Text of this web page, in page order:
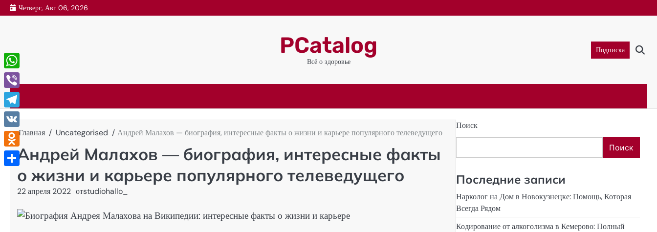
Перейти
к
Четверг, Авг 06, 2026
PCatalog
Всё о здоровье
Подписка
Главная Uncategorised Андрей Малахов — биография, интересные факты о жизни и карьере популярного телеведущего
Андрей Малахов — биография, интересные факты
о жизни и карьере популярного телеведущего
22 апреля 2022 отstudiohallo_
Поиск
Поиск
Последние записи
Нарколог на Дом в Новокузнецке: Помощь, Которая
Всегда Рядом
Кодирование от алкоголизма в Кемерово: Полный
WhatsApp
Viber
Telegram
VK
Odnoklassniki
Отправить